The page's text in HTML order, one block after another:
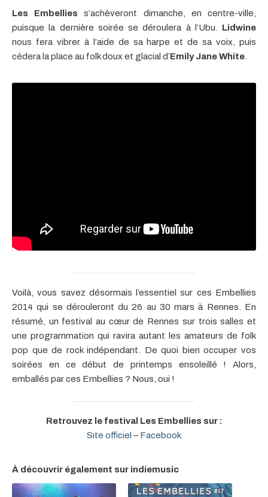
Les Embellies s’achèveront dimanche, en centre-ville,
puisque la dernière soirée se déroulera à l’Ubu. Lidwine
nous fera vibrer à l’aide de sa harpe et de sa voix, puis
cédera la place au folk doux et glacial d’Emily Jane White
Voilà, vous savez désormais l’essentiel sur ces Embellies
2014 qui se dérouleront du 26 au 30 mars à Rennes. En
résumé, un festival au cœur de Rennes sur trois salles et
une programmation qui ravira autant les amateurs de folk
pop que de rock indépendant. De quoi bien occuper vos
soirées en ce début de printemps ensoleillé ! Alors,
emballés par ces Embellies ? Nous, oui !
Retrouvez le festival Les Embellies sur :
Site officiel – Facebook
À découvrir également sur indiemusic